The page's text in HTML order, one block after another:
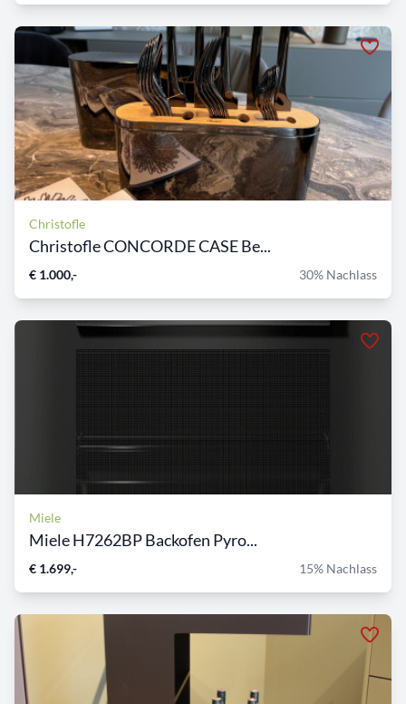
Christofle
Christofle CONCORDE CASE Be...
€ 1.000,- 30% Nachlass
Miele
Miele H7262BP Backofen Pyro...
€ 1.699,- 15% Nachlass